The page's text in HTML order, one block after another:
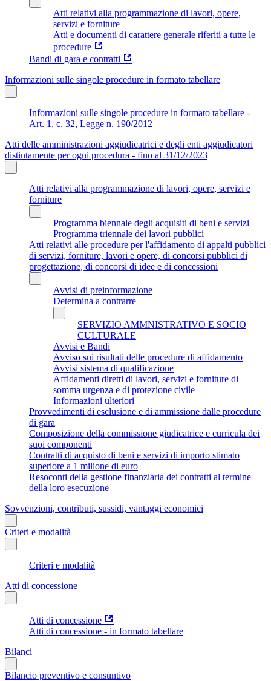
Atti relativi alla programmazione di lavori, opere,
servizi e forniture
Atti e documenti di carattere generale riferiti a tutte le
procedure
Bandi di gara e contratti
Informazioni sulle singole procedure in formato tabellare
Informazioni sulle singole procedure in formato tabellare -
Art. 1, c. 32, Legge n. 190/2012
Atti delle amministrazioni aggiudicatrici e degli enti aggiudicatori
distintamente per ogni procedura - fino al 31/12/2023
Atti relativi alla programmazione di lavori, opere, servizi e
forniture
Programma biennale degli acquisiti di beni e servizi
Programma triennale dei lavori pubblici
Atti relativi alle procedure per l'affidamento di appalti pubblici
di servizi, forniture, lavori e opere, di concorsi pubblici di
progettazione, di concorsi di idee e di concessioni
Avvisi di preinformazione
Determina a contrarre
SERVIZIO AMMNISTRATIVO E SOCIO
CULTURALE
Avvisi e Bandi
Avviso sui risultati delle procedure di affidamento
Avvisi sistema di qualificazione
Affidamenti diretti di lavori, servizi e forniture di
somma urgenza e di protezione civile
Informazioni ulteriori
Provvedimenti di esclusione e di ammissione dalle procedure
di gara
Composizione della commissione giudicatrice e curricula dei
suoi componenti
Contratti di acquisto di beni e servizi di importo stimato
superiore a 1 milione di euro
Resoconti della gestione finanziaria dei contratti al termine
della loro esecuzione
Sovvenzioni, contributi, sussidi, vantaggi economici
Criteri e modalità
Criteri e modalità
Atti di concessione
Atti di concessione
Atti di concessione - in formato tabellare
Bilanci
Bilancio preventivo e consuntivo